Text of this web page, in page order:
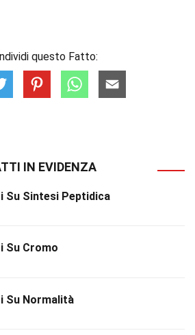
questo Fatto:
IN EVIDENZA
Su Sintesi Peptidica
Su Cromo
Su Normalità